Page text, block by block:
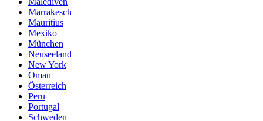
Marrakesch
Mauritius
Mexiko
München
Neuseeland
New York
Oman
Österreich
Peru
Portugal
Schweden